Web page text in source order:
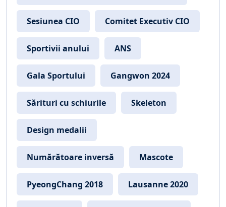
Sesiunea CIO Comitet Executiv CIO
Sportivii anului ANS
Gala Sportului Gangwon 2024
Sărituri cu schiurile Skeleton
Design medalii
Numărătoare inversă Mascote
PyeongChang 2018 Lausanne 2020